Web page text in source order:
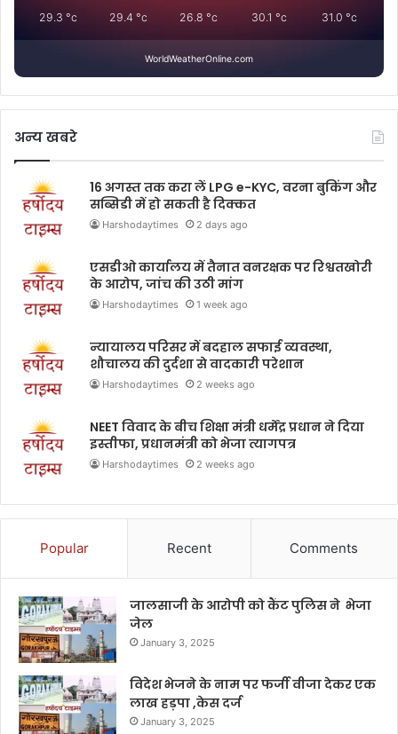
29.3 °c 29.4 °c 26.8 °c 30.1 °c 31.0 °c
WorldWeatherOnline.com
अन्य खबरे
16 अगस्त तक करा लें LPG e-KYC, वरना बुकिंग और
सब्सिडी में हो सकती है दिक्कत
Harshodaytimes 2 days ago
एसडीओ कार्यालय में तैनात वनरक्षक पर रिश्वतखोरी
के आरोप, जांच की उठी मांग
Harshodaytimes 1 week ago
न्यायालय परिसर में बदहाल सफाई व्यवस्था,
शौचालय की दुर्दशा से वादकारी परेशान
Harshodaytimes 2 weeks ago
NEET विवाद के बीच शिक्षा मंत्री धर्मेंद्र प्रधान ने दिया
इस्तीफा, प्रधानमंत्री को भेजा त्यागपत्र
Harshodaytimes 2 weeks ago
Popular Recent Comments
जालसाजी के आरोपी को कैंट पुलिस ने भेजा
जेल
January 3, 2025
विदेश भेजने के नाम पर फर्जी वीजा देकर एक
लाख हड़पा ,केस दर्ज
January 3, 2025